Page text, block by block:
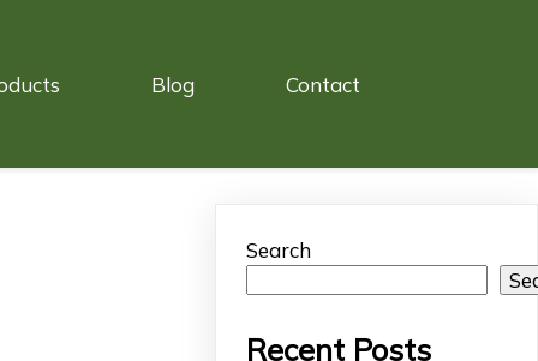
Blog Contact
Search
Recent Posts